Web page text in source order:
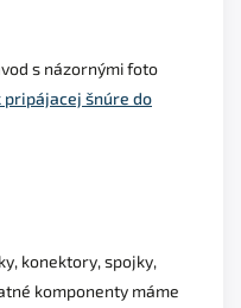
s názornými foto
pripájacej šnúre do
konektory, spojky,
komponenty máme